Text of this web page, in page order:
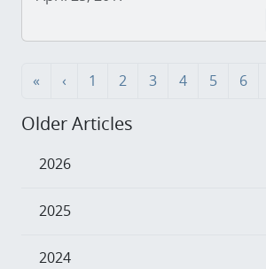
« ‹ 1 2 3 4 5 6
Older Articles
2026
2025
2024